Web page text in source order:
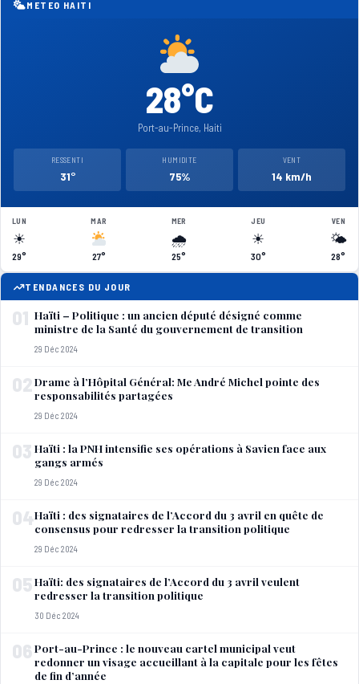
publications
METEO HAITI
28°C
Port-au-Prince, Haiti
RESSENTI
31°
HUMIDITE
75%
VENT
14 km/h
LUN
☀
29°
MAR
27°
MER
🌧
25°
JEU
☀
30°
VEN
🌤
28°
TENDANCES DU JOUR
01 Haïti – Politique : un ancien député désigné comme
ministre de la Santé du gouvernement de transition
29 Déc 2024
02Drame à l’Hôpital Général: Me André Michel pointe des
responsabilités partagées
29 Déc 2024
03 Haïti : la PNH intensifie ses opérations à Savien face aux
gangs armés
29 Déc 2024
04Haïti : des signataires de l’Accord du 3 avril en quête de
consensus pour redresser la transition politique
29 Déc 2024
05Haïti: des signataires de l’Accord du 3 avril veulent
redresser la transition politique
30 Déc 2024
06Port-au-Prince : le nouveau cartel municipal veut
redonner un visage accueillant à la capitale pour les fêtes
de fin d’année